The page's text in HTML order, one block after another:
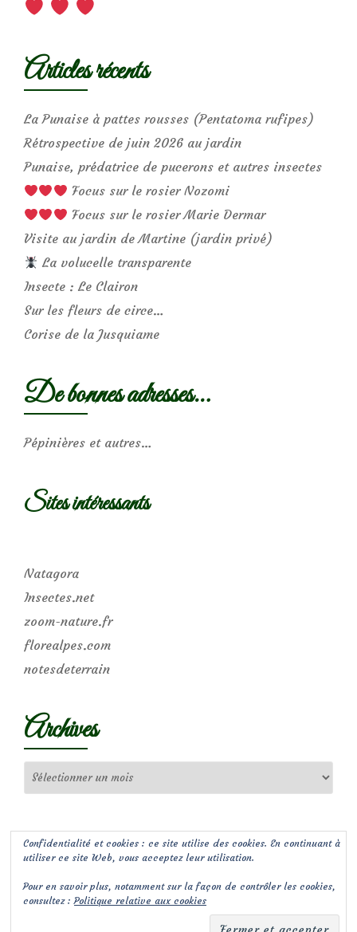
Articles récents
La Punaise à pattes rousses (Pentatoma rufipes)
Rétrospective de juin 2026 au jardin
Punaise, prédatrice de pucerons et autres insectes
Focus sur le rosier Nozomi
Focus sur le rosier Marie Dermar
Visite au jardin de Martine (jardin privé)
La volucelle transparente
Insecte : Le Clairon
Sur les fleurs de circe…
Corise de la Jusquiame
De bonnes adresses…
Pépinières et autres…
Sites intéressants
Natagora
Insectes.net
zoom-nature.fr
florealpes.com
notesdeterrain
Archives
Confidentialité et cookies : ce site utilise des cookies. En continuant à
utiliser ce site Web, vous acceptez leur utilisation.
Pour en savoir plus, notamment sur la façon de contrôler les cookies,
consultez :Politique relative aux cookies